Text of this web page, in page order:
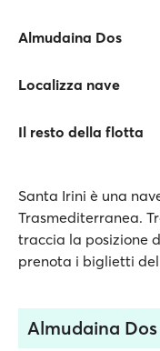
Almudaina Dos
Localizza nave
Il resto della flotta
Santa Irini è una
Trasmediterranea.
traccia la posizione
prenota i biglietti
Almudaina Dos